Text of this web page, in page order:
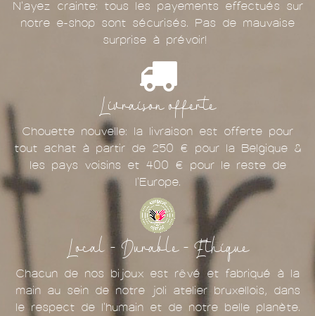
N'ayez crainte: tous les payements effectués sur
notre e-shop sont sécurisés. Pas de mauvaise
surprise à prévoir!
Livraison offerte
Chouette nouvelle: la livraison est offerte pour
tout achat à partir de 250 € pour la Belgique &
les pays voisins et 400 € pour le reste de
l'Europe.
Local - Durable - Ethique
Chacun de nos bijoux est rêvé et fabriqué à la
main au sein de notre joli atelier bruxellois, dans
le respect de l'humain et de notre belle planète.